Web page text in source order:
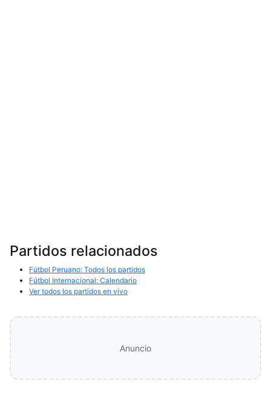
Partidos relacionados
Fútbol Peruano: Todos los partidos
Fútbol Internacional: Calendario
Ver todos los partidos en vivo
Anuncio